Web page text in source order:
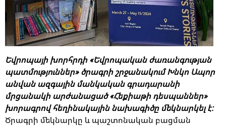
Եվրոպայի խորհրդի «Եվրոպական ժառանգության
պատմություններ» ծրագրի շրջանակում Խնկո Ապոր
անվան ազգային մանկական գրադարանի
մրցանակի արժանացած «Հեքիաթի դեսպաններ»
խորագրով հեղինակային նախագիծը մեկնարկել է:
Ծրագրի մեկնարկը և պաշտոնական բացման